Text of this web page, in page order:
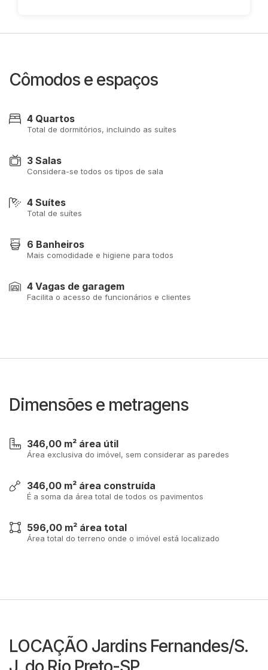
Cômodos e espaços
4 Quartos
Total de dormitórios, incluindo as suítes
3 Salas
Considera-se todos os tipos de sala
4 Suítes
Total de suítes
6 Banheiros
Mais comodidade e higiene para todos
4 Vagas de garagem
Facilita o acesso de funcionários e clientes
Dimensões e metragens
346,00 m² área útil
Área exclusiva do imóvel, sem considerar as paredes
346,00 m² área construída
É a soma da área total de todos os pavimentos
596,00 m² área total
Área total do terreno onde o imóvel está localizado
LOCAÇÃO Jardins Fernandes/S.